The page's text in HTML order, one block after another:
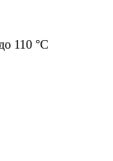
110 °C